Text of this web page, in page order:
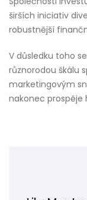
širších iniciativ
robustnější
V důsledku toho
různorodou škálu
marketingovým
nakonec prospěje